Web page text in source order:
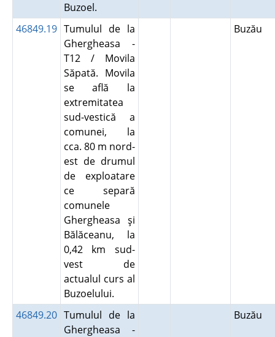
Buzoel.
46849.19 Tumulul de la
Ghergheasa -
T12 / Movila
Săpată. Movila
se află la
extremitatea
sud-vestică a
comunei, la
cca. 80 m nord-
est de drumul
de exploatare
ce separă
comunele
Ghergheasa şi
Bălăceanu, la
0,42 km sud-
vest de
actualul curs al
Buzoelului.
Buzău
46849.20 Tumulul de la
Ghergheasa -
Buzău